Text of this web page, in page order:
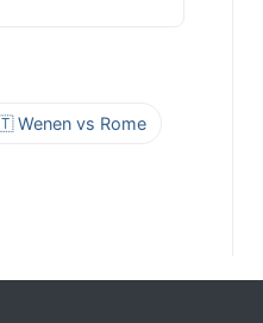
Wenen vs Rome